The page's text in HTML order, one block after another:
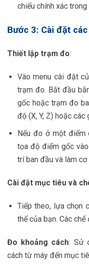
chiếu chính xác
Bước 3: Cài đặt
Thiết lập trạm đo:
Vào menu cài đặt
trạm đo. Bắt đầu
gốc hoặc trạm đo
độ (X, Y, Z) hoặc
Nếu đo ở một
tọa độ điểm gốc
trí ban đầu và làm
Cài đặt mục tiêu và
Tiếp theo, lựa chọn
thể của bạn. Các
Đo khoảng cách: Sử
cách từ máy đến mục